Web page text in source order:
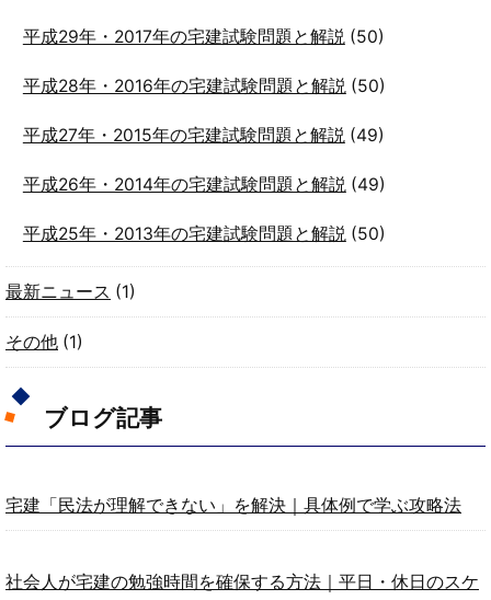
平成29年・2017年の宅建試験問題と解説(50)
平成28年・2016年の宅建試験問題と解説(50)
平成27年・2015年の宅建試験問題と解説(49)
平成26年・2014年の宅建試験問題と解説(49)
平成25年・2013年の宅建試験問題と解説(50)
最新ニュース (1)
その他 (1)
ブログ記事
宅建「民法が理解できない」を解決｜具体例で学ぶ攻略法
社会人が宅建の勉強時間を確保する方法｜平日・休日のスケ